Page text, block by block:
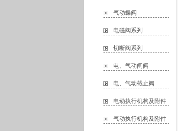
气动蝶阀
电磁阀系列
切断阀系列
电、气动闸阀
电、气动截止阀
电动执行机构及附件
气动执行机构及附件